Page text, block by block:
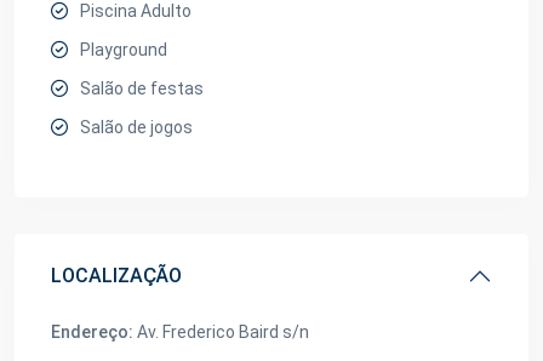
Piscina Adulto
Playground
Salão de festas
Salão de jogos
LOCALIZAÇÃO
Endereço: Av. Frederico Baird s/n